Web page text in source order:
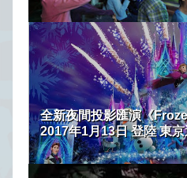
全新夜間投影匯演《
2017年1月13日 登陸 東